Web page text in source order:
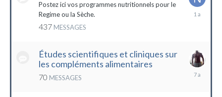
Postez ici vos programmes nutritionnels pour le
Regime ou la Sèche.
437 MESSAGES
18
Études scientifiques et cliniques sur
les compléments alimentaires
70 MESSAGES
18